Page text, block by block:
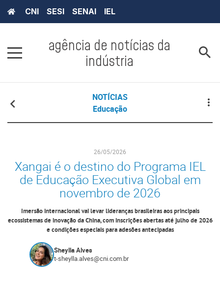
CNI SESI SENAI IEL
agência de notícias da
indústria
NOTÍCIAS
Educação
26/05/2026
Xangai é o destino do Programa IEL
de Educação Executiva Global em
novembro de 2026
Imersão internacional vai levar lideranças brasileiras aos principais
ecossistemas de inovação da China, com inscrições abertas até julho de 2026
e condições especiais para adesões antecipadas
Sheylla Alves
t-sheylla.alves@cni.com.br